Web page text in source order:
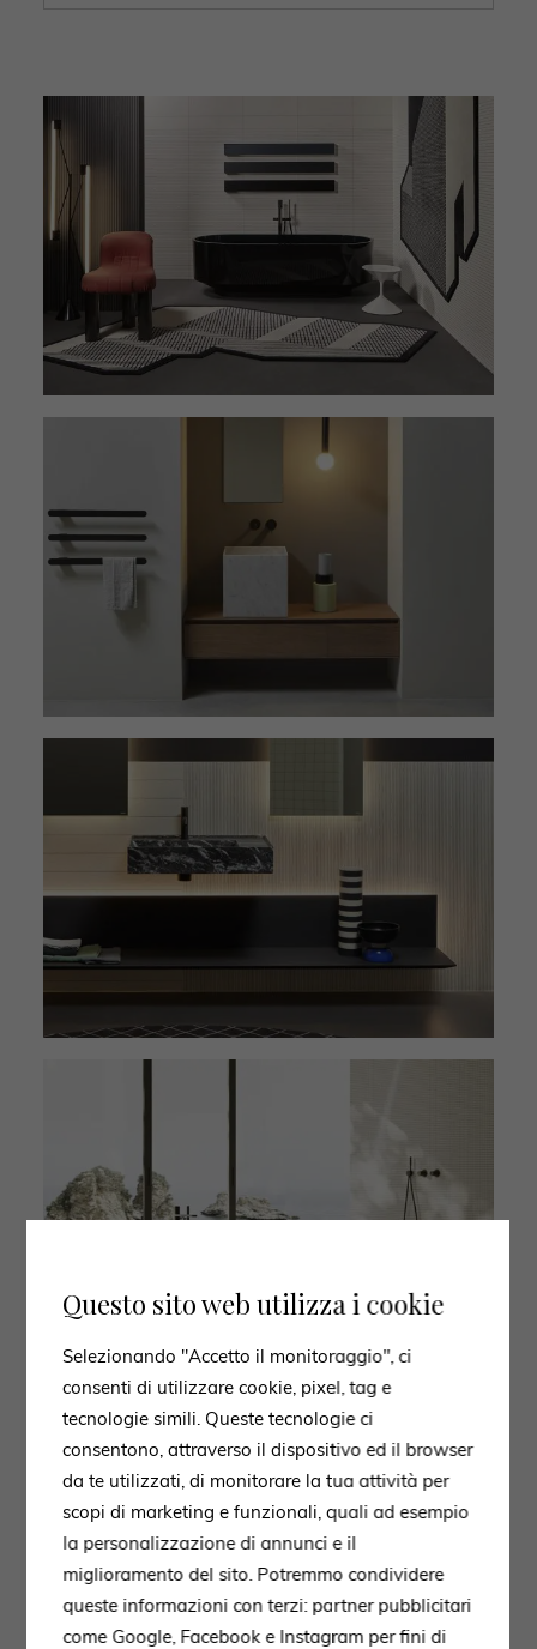
Questo sito web utilizza i cookie
Selezionando "Accetto il monitoraggio", ci
consenti di utilizzare cookie, pixel, tag e
tecnologie simili. Queste tecnologie ci
consentono, attraverso il dispositivo ed il browser
da te utilizzati, di monitorare la tua attività per
scopi di marketing e funzionali, quali ad esempio
la personalizzazione di annunci e il
miglioramento del sito. Potremmo condividere
queste informazioni con terzi: partner pubblicitari
come Google, Facebook e Instagram per fini di